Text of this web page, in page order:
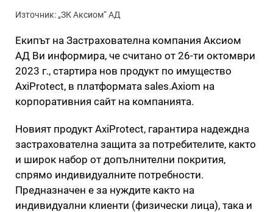
Източник: „ЗК Аксиом“ АД
Екипът на Застрахователна компания Аксиом
АД Ви информира, че считано от 26-ти октомври
2023 г., стартира нов продукт по имущество
AxiProtect, в платформата sales.Axiom на
корпоративния сайт на компанията.
Новият продукт AxiProtect, гарантира надеждна
застрахователна защита за потребителите, както
и широк набор от допълнителни покрития,
спрямо индивидуалните потребности.
Предназначен е за нуждите както на
индивидуални клиенти (физически лица), така и